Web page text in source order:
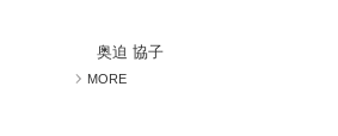
奥迫 協子
MORE